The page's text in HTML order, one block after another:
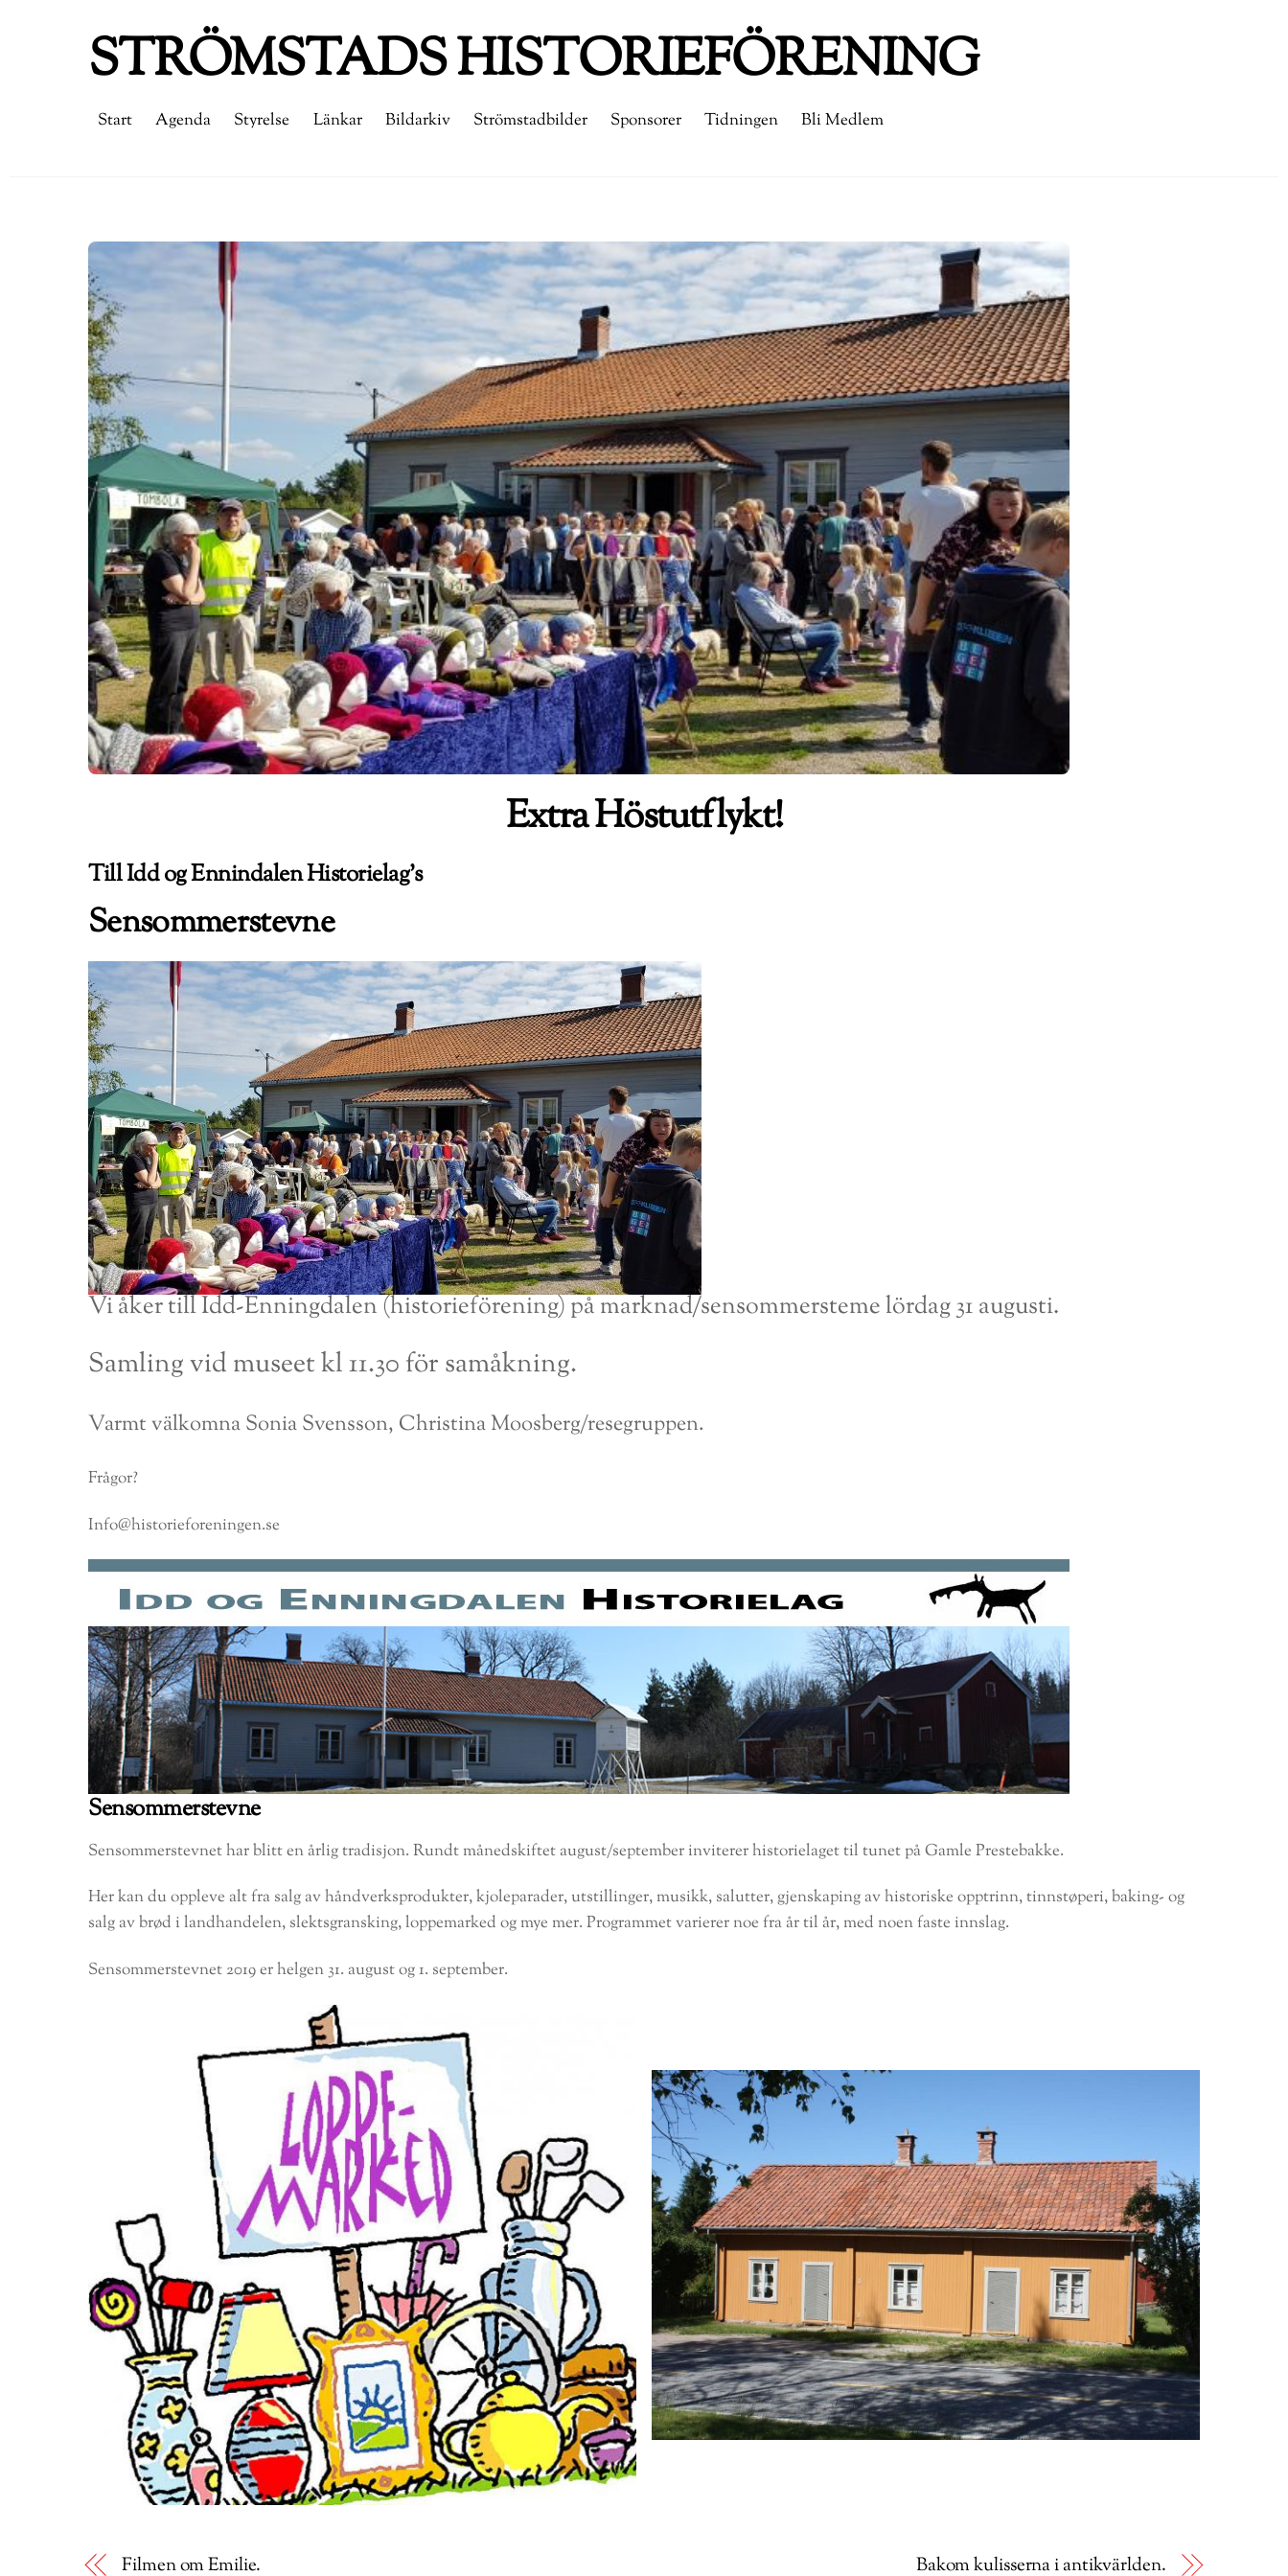
STRÖMSTADS HISTORIEFÖRENING
Start Agenda Styrelse Länkar Bildarkiv Strömstadbilder Sponsorer Tidningen Bli Medlem
Extra Höstutflykt!
Till Idd og Ennindalen Historielag’s
Sensommerstevne
Vi åker till Idd-Enningdalen (historieförening) på marknad/sensommersteme lördag 31 augusti.
Samling vid museet kl 11.30 för samåkning.
Varmt välkomna Sonia Svensson, Christina Moosberg/resegruppen.
Frågor?
Info@historieforeningen.se
Sensommerstevne
Sensommerstevnet har blitt en årlig tradisjon. Rundt månedskiftet august/september inviterer historielaget til tunet på Gamle Prestebakke.
Her kan du oppleve alt fra salg av håndverksprodukter, kjoleparader, utstillinger, musikk, salutter, gjenskaping av historiske opptrinn, tinnstøperi, baking- og
salg av brød i landhandelen, slektsgransking, loppemarked og mye mer. Programmet varierer noe fra år til år, med noen faste innslag.
Sensommerstevnet 2019 er helgen 31. august og 1. september.
Filmen om Emilie. Bakom kulisserna i antikvärlden.